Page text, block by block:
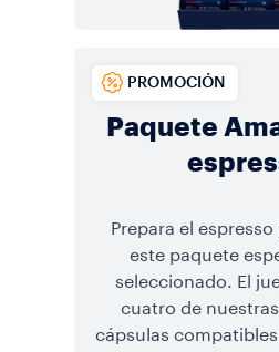
Paquete
PROMOCIÓN
Prepara el
este paquete
seleccionado. El
cuatro de
cápsulas